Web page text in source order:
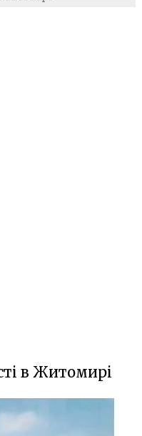
в Житомирі